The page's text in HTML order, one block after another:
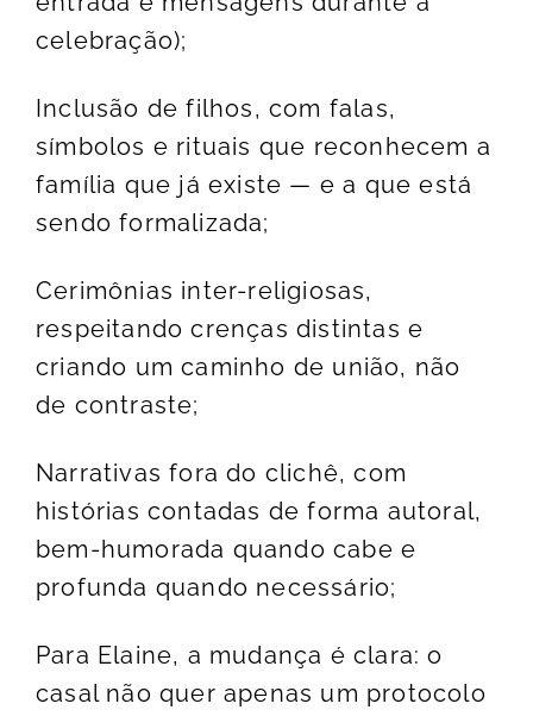
celebração);
Inclusão de filhos, com falas,
símbolos e rituais que reconhecem a
família que já existe — e a que está
sendo formalizada;
Cerimônias inter-religiosas,
respeitando crenças distintas e
criando um caminho de união, não
de contraste;
Narrativas fora do clichê, com
histórias contadas de forma autoral,
bem-humorada quando cabe e
profunda quando necessário;
Para Elaine, a mudança é clara: o
casal não quer apenas um protocolo